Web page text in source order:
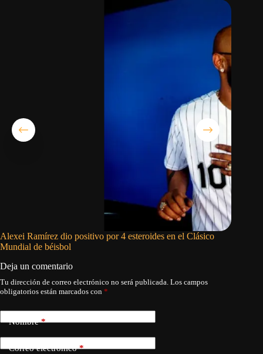
Alexei Ramírez dio positivo por 4 esteroides en el Clásico
Mundial de béisbol
Deja un comentario
Tu dirección de correo electrónico no será publicada. Los campos
obligatorios están marcados con *
Nombre*
Correo electrónico*